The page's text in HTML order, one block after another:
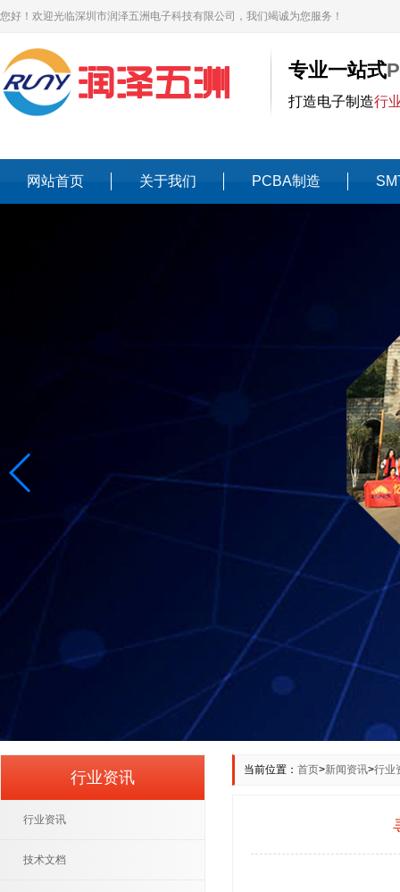
您好！欢迎光临深圳市润泽五洲电子科技有限公司，我们竭诚为您服务！
专业一站式
打造电子制造行
网站首页 关于我们 PCBA制造
当前位置： 首页>新闻资讯>行业
行业资讯
行业资讯
技术文档